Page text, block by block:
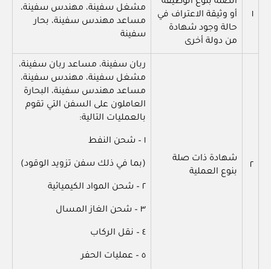
١
أو وثيقة الاعتراف في
حالة وجود شهادة
من دولة أخرى
مشغل سفينة، مهندس سفينة،
مساعد مهندس سفينة، بحار
سفينة
٢
شهادة ذات صلة
بنوع العملية
ربان سفينة، مساعد ربان سفينة،
مشغل سفينة، مهندس سفينة،
مساعد مهندس سفينة، البحارة
العاملون على السفن التي تقوم
بالعمليات التالية:
١ – شحن النفط
(بما في ذلك سفن تزويد الوقود)
٢ – شحن المواد الكيميائية
٣ – شحن الغاز المسال
٤ – نقل الركاب
٥ – عمليات الحفر